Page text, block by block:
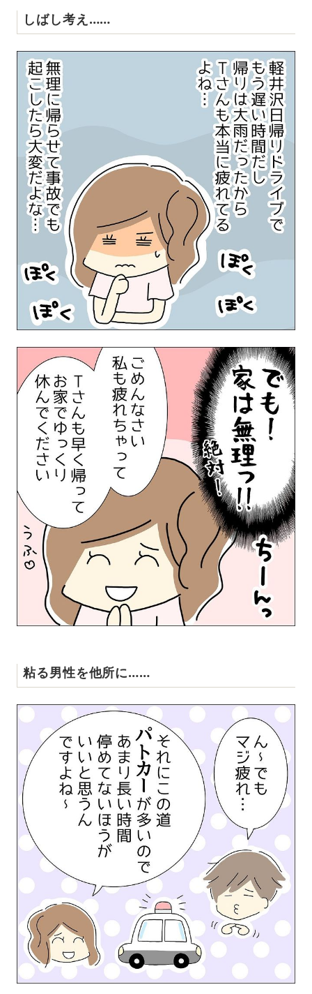
しばし考え……
粘る男性を他所に……